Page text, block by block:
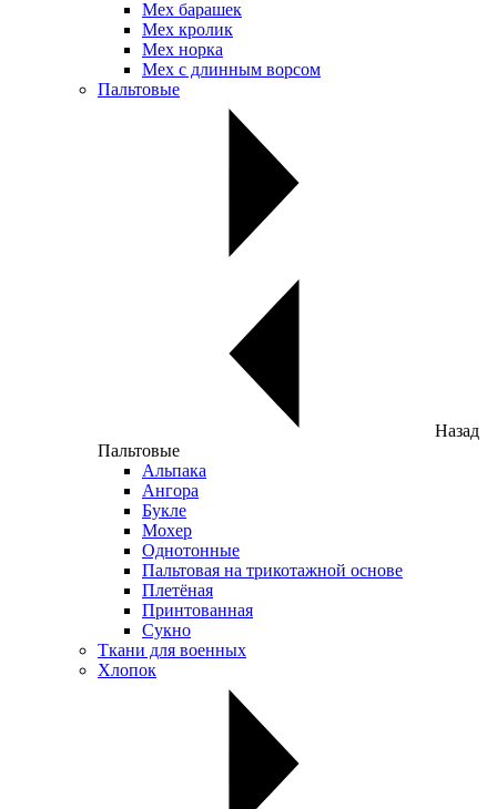
Мех барашек
Мех кролик
Мех норка
Мех с длинным ворсом
Пальтовые
Назад
Пальтовые
Альпака
Ангора
Букле
Мохер
Однотонные
Пальтовая на трикотажной основе
Плетёная
Принтованная
Сукно
Ткани для военных
Хлопок